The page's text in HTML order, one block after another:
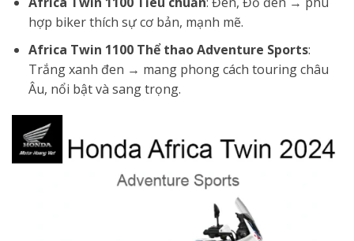
hợp biker thích sự cơ bản, mạnh mẽ.
Africa Twin 1100 Thể thao Adventure Sports:
Trắng xanh đen → mang phong cách touring châu
Âu, nổi bật và sang trọng.